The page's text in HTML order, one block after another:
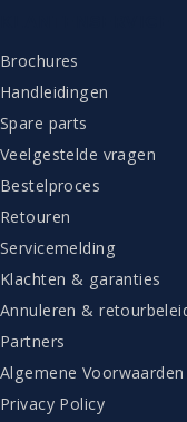
Brochures
Handleidingen
Spare parts
Veelgestelde vragen
Bestelproces
Retouren
Servicemelding
Klachten & garanties
Annuleren &
Partners
Algemene Voorwaarden
Privacy Policy